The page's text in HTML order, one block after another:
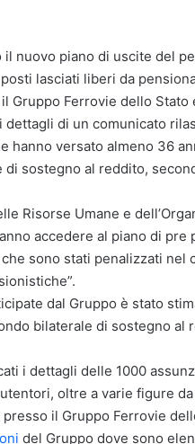
il nuovo piano di uscite del
lasciati liberi da
Gruppo Ferrovie dello
di un comunicato
hanno versato almeno 36
sostegno al reddito,
Risorse Umane e
accedere al piano di
sono stati penalizzati
dal Gruppo è stato
bilaterale di sostegno al
i dettagli delle 1000
oltre a varie figure
il Gruppo Ferrovie
del Gruppo dove sono